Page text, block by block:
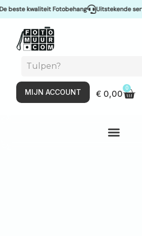
kwaliteit Fotobehang Uitstekende service
MIJN ACCOUNT € 0,00
0